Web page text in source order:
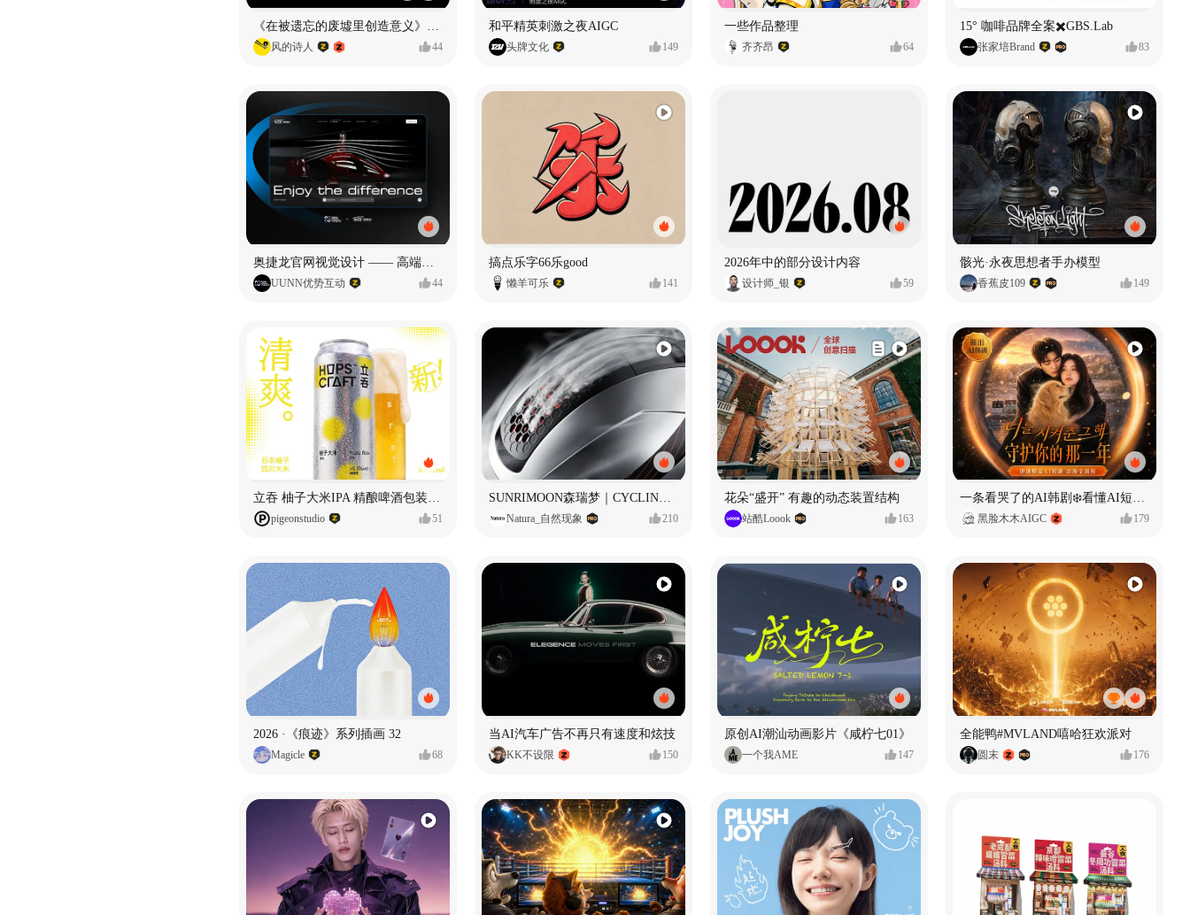
《在被遗忘的废墟里创造意义》#MVLAND嘻哈狂欢派对
风的诗人 44
和平精英刺激之夜AIGC
头牌文化 149
一些作品整理
齐齐昂 64
15° 咖啡品牌全案✖️GBS.Lab
张家培Brand 83
UUNN优势互动 44
搞点乐字66乐good
懒羊可乐 141
2026年中的部分设计内容
设计师_银 59
骸光·永夜思想者手办模型
香蕉皮109 149
立吞 柚子大米IPA 精酿啤酒包装设计
pigeonstudio 51
SUNRIMOON森瑞梦｜CYCLING HELMET CG｜气动骑行头盔
Natura_自然现象 210
花朵“盛开” 有趣的动态装置结构
站酷Loook 163
一条看哭了的AI韩剧❄️看懂AI短剧出海全流程
黑脸木木AIGC 179
2026 ·《痕迹》系列插画 32
Magicle 68
当AI汽车广告不再只有速度和炫技
KK不设限 150
原创AI潮汕动画影片《咸柠七01》
一个我AME 147
全能鸭#MVLAND嘻哈狂欢派对
圆末 176